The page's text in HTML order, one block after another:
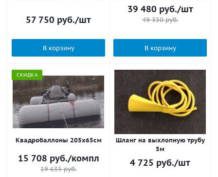
57 750 руб./шт
В корзину
39 480 руб./шт
49 350руб.
В корзину
СКИДКА
Квадробаллоны 205х65см
15 708 руб./компл
19 635руб.
Шланг на выхлопную трубу
5м
4 725 руб./шт